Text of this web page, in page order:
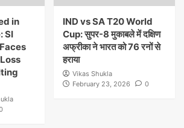
in
SI
IND vs SA T20 World
Cup: सुपर-8 मुकाबले में दक्षिण
अफ्रीका ने भारत को 76 रनों से
हराया
Vikas Shukla
February 23, 2026
0